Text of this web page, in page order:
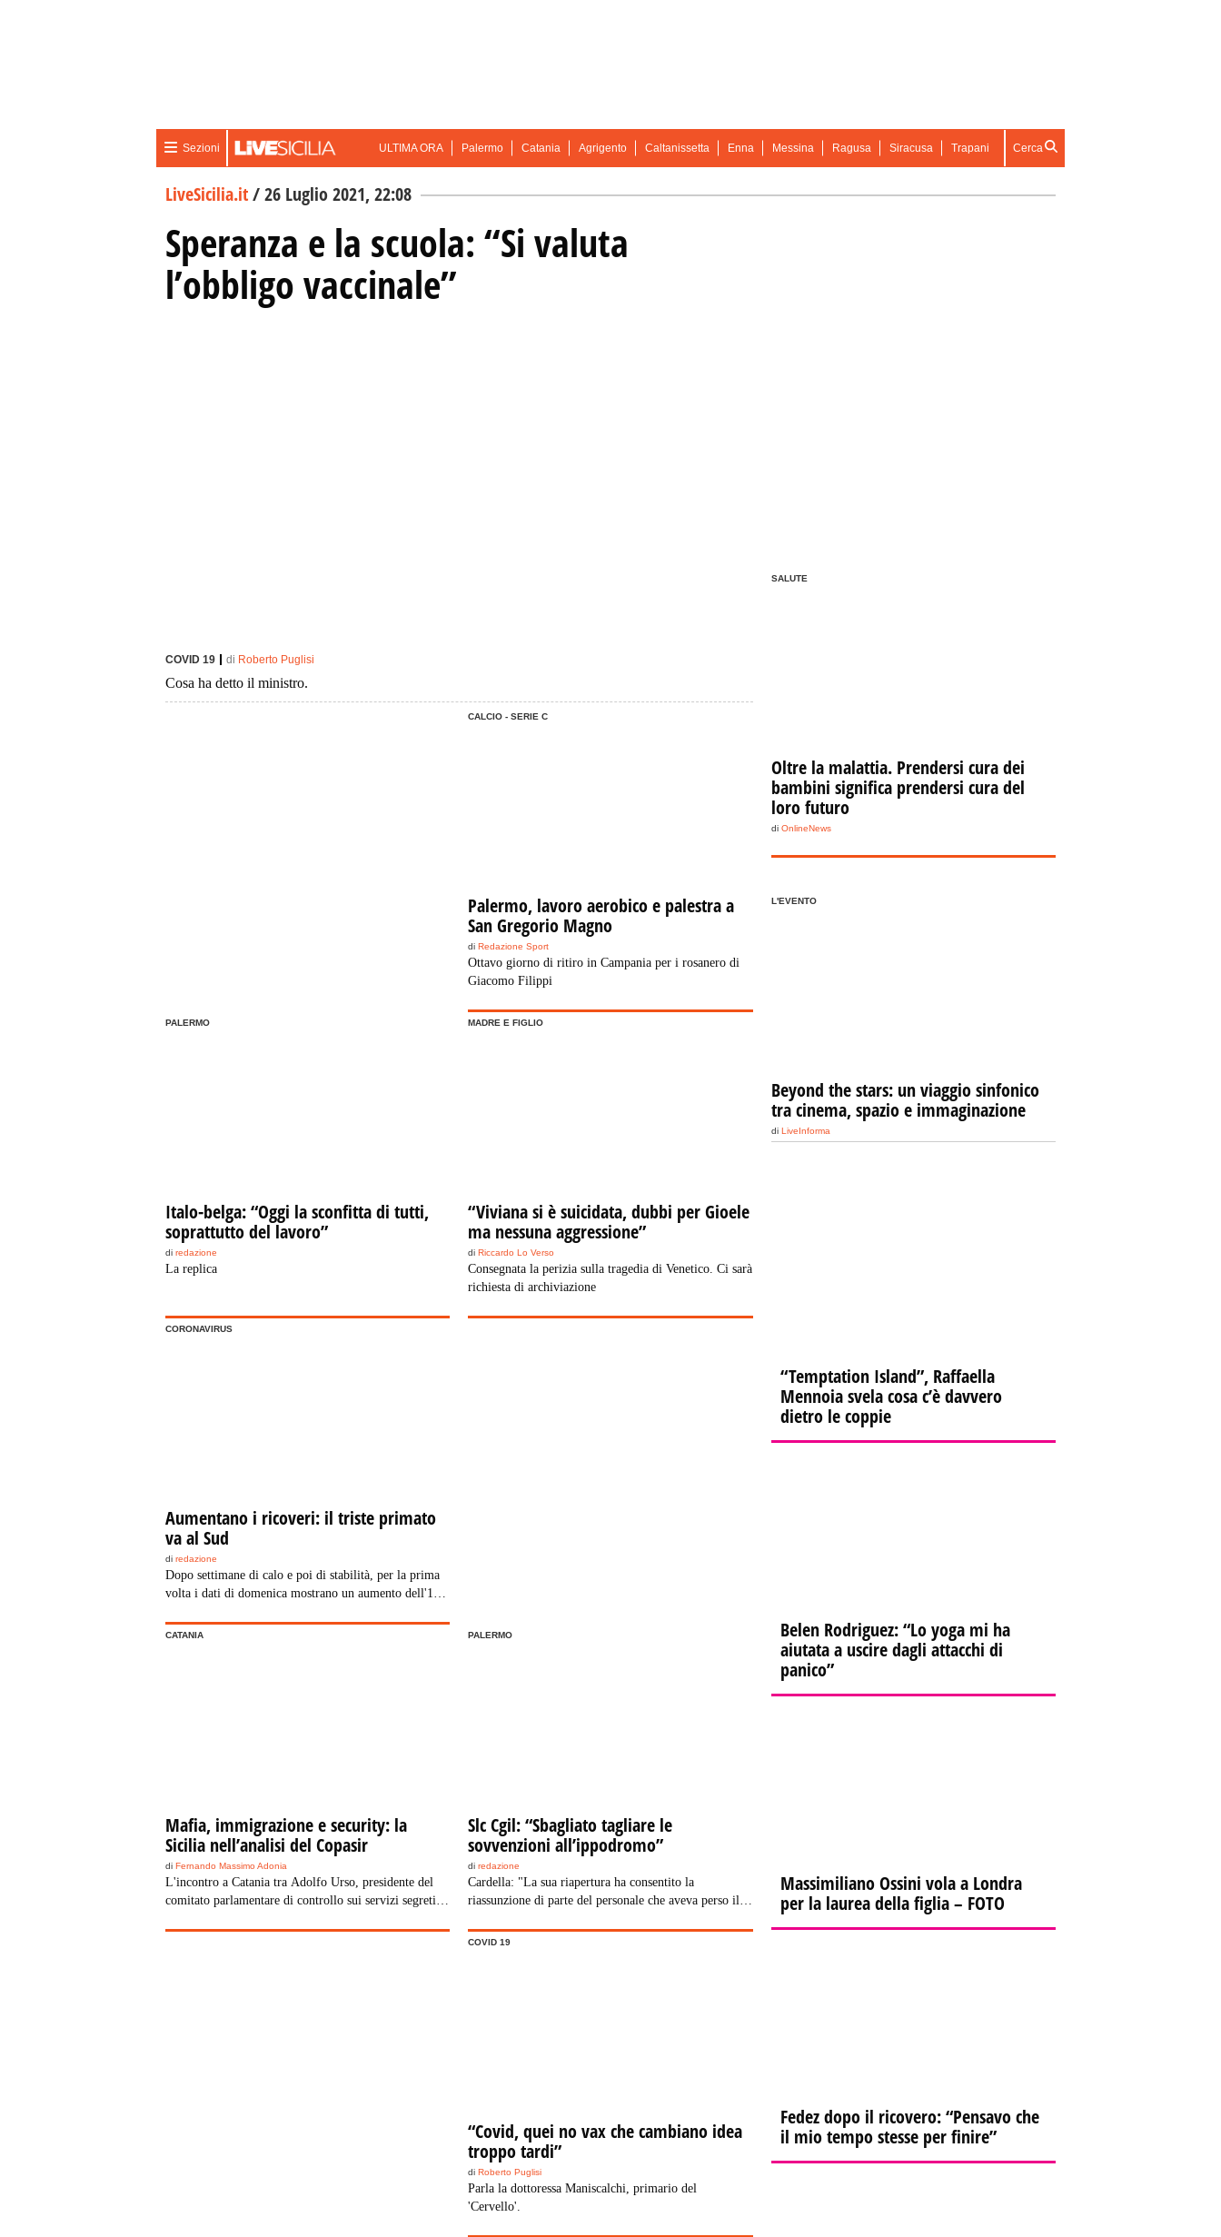
Sezioni ULTIMA ORA Palermo Catania Agrigento Caltanissetta Enna Messina Ragusa Siracusa Trapani Cerca
LiveSicilia.it/26 Luglio 2021, 22:08
Speranza e la scuola: “Si valuta
l’obbligo vaccinale”
COVID 19 di Roberto Puglisi
Cosa ha detto il ministro.
CALCIO - SERIE C
Palermo, lavoro aerobico e palestra a
San Gregorio Magno
diRedazione Sport
Ottavo giorno di ritiro in Campania per i rosanero di
Giacomo Filippi
PALERMO
Italo-belga: “Oggi la sconfitta di tutti,
soprattutto del lavoro”
di redazione
La replica
MADRE E FIGLIO
“Viviana si è suicidata, dubbi per Gioele
ma nessuna aggressione”
diRiccardo Lo Verso
Consegnata la perizia sulla tragedia di Venetico. Ci sarà
richiesta di archiviazione
CORONAVIRUS
Aumentano i ricoveri: il triste primato
va al Sud
di redazione
Dopo settimane di calo e poi di stabilità, per la prima
volta i dati di domenica mostrano un aumento dell'1%
CATANIA
Mafia, immigrazione e security: la
Sicilia nell’analisi del Copasir
di Fernando Massimo Adonia
L'incontro a Catania tra Adolfo Urso, presidente del
comitato parlamentare di controllo sui servizi segreti, e
PALERMO
Slc Cgil: “Sbagliato tagliare le
sovvenzioni all’ippodromo”
diredazione
Cardella: "La sua riapertura ha consentito la
riassunzione di parte del personale che aveva perso il
COVID 19
“Covid, quei no vax che cambiano idea
troppo tardi”
diRoberto Puglisi
Parla la dottoressa Maniscalchi, primario del
'Cervello'.
SALUTE
Oltre la malattia. Prendersi cura dei
bambini significa prendersi cura del
loro futuro
di OnlineNews
L'EVENTO
Beyond the stars: un viaggio sinfonico
tra cinema, spazio e immaginazione
di LiveInforma
“Temptation Island”, Raffaella
Mennoia svela cosa c’è davvero
dietro le coppie
Belen Rodriguez: “Lo yoga mi ha
aiutata a uscire dagli attacchi di
panico”
Massimiliano Ossini vola a Londra
per la laurea della figlia – FOTO
Fedez dopo il ricovero: “Pensavo che
il mio tempo stesse per finire”